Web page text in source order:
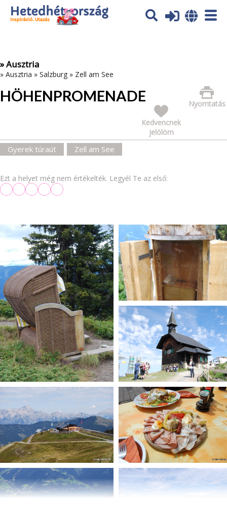
Az oldal sütiket (cookies) használ. További tájékoztatás itt:
Adatvédelmi tájékoztató
» Ausztria
» Ausztria » Salzburg » Zell am See
HÖHENPROMENADE
Nyomtatás
Kedvencnek
jelölöm
Gyerek túraút Zell am See
Ezt a helyet még nem értékelték. Legyél Te az első: